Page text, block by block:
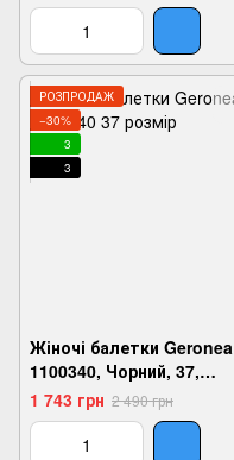
РОЗПРОДАЖ
−30%
3
3
Жіночі балетки Geronea
1100340, Чорний, 37,
2999860684247
1 743 грн 2 490 грн